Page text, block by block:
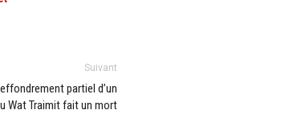
Suivant
partiel d’un
Wat Traimit fait un mort